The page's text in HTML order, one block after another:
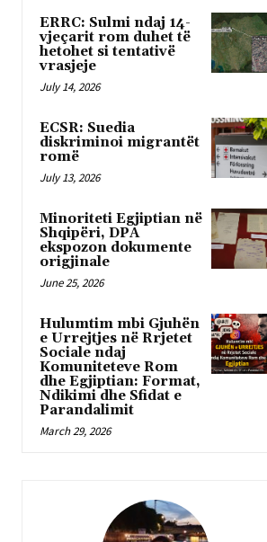
ERRC: Sulmi ndaj 14-
vjeçarit rom duhet të
hetohet si tentativë
vrasjeje
July 14, 2026
ECSR: Suedia
diskriminoi migrantët
romë
July 13, 2026
Minoriteti Egjiptian në
Shqipëri, DPA
ekspozon dokumente
origjinale
June 25, 2026
Hulumtim mbi Gjuhën
e Urrejtjes në Rrjetet
Sociale ndaj
Komuniteteve Rom
dhe Egjiptian: Format,
Ndikimi dhe Sfidat e
Parandalimit
March 29, 2026